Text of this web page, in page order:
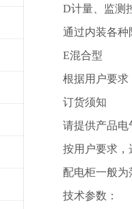
D计量、监测
通过内装各种防
E混合型
根据用户要求，
订货须知
请提供产品电
按用户要求，
配电柜一般为
技术参数：